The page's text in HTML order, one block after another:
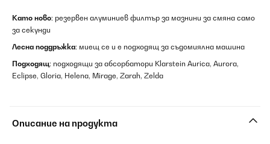
Като ново: резервен алуминиев филтър за мазнини за смяна само
за секунди
Лесна поддръжка: миещ се и е подходящ за съдомиялна машина
Подходящ: подходящи за абсорбатори Klarstein Aurica, Aurora,
Eclipse, Gloria, Helena, Mirage, Zarah, Zelda
Описание на продукта